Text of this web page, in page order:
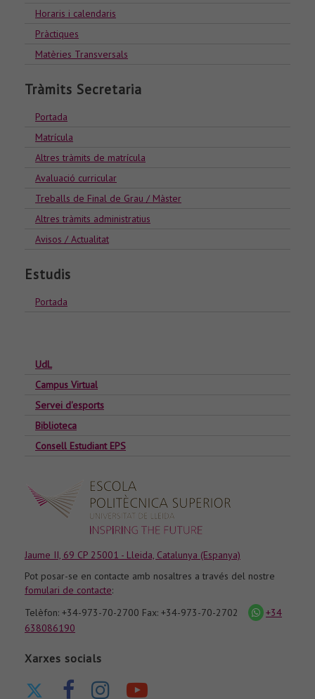
Horaris i calendaris
Pràctiques
Matèries Transversals
Tràmits Secretaria
Portada
Matrícula
Altres tràmits de matrícula
Avaluació curricular
Treballs de Final de Grau / Màster
Altres tràmits administratius
Avisos / Actualitat
Estudis
Portada
UdL
Campus Virtual
Servei d'esports
Biblioteca
Consell Estudiant EPS
Jaume II, 69 CP 25001 - Lleida, Catalunya (Espanya)
Pot posar-se en contacte amb nosaltres a través del nostre
fomulari de contacte:
Telèfon: +34-973-70-2700 Fax: +34-973-70-2702
icona
whatsapp
+34
638086190
Xarxes socials
Nuestro